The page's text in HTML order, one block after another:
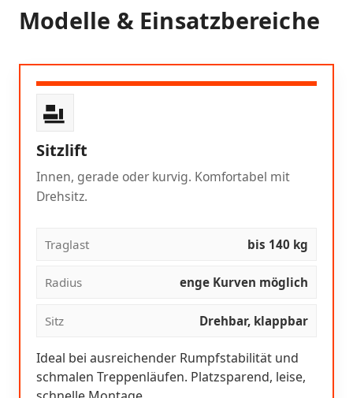
Modelle & Einsatzbereiche
Sitzlift
Innen, gerade oder kurvig. Komfortabel mit
Drehsitz.
Traglast bis 140 kg
Radius enge Kurven möglich
Sitz Drehbar, klappbar
Ideal bei ausreichender Rumpfstabilität und
schmalen Treppenläufen. Platzsparend, leise,